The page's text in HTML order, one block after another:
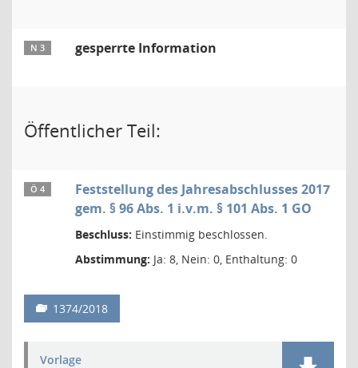
N 3 gesperrte Information
Öffentlicher Teil:
Ö 4
Feststellung des Jahresabschlusses 2017
gem. § 96 Abs. 1 i.v.m. § 101 Abs. 1 GO
Beschluss: Einstimmig beschlossen.
Abstimmung: Ja: 8, Nein: 0, Enthaltung: 0
1374/2018
Vorlage